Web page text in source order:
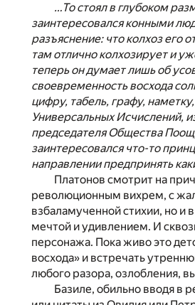
…То стоял в глубоком
заинтересовался конными
разъяснение: что колхоз его
там отлично колхозирует и
теперь он думает лишь об
своевременность восхода
цифру, табель, графу,
Универсальных Исчислений,
председателя Общества
заинтересовался что-то
направлении предпринять
Платонов смотрит на
революционным вихрем, с
взбаламученной стихии, но и
мечтой и удивлением. И
персонажа. Пока живо это
восхода» и встречать
любого разора, озлобления,
Базиле, обильно вводя в